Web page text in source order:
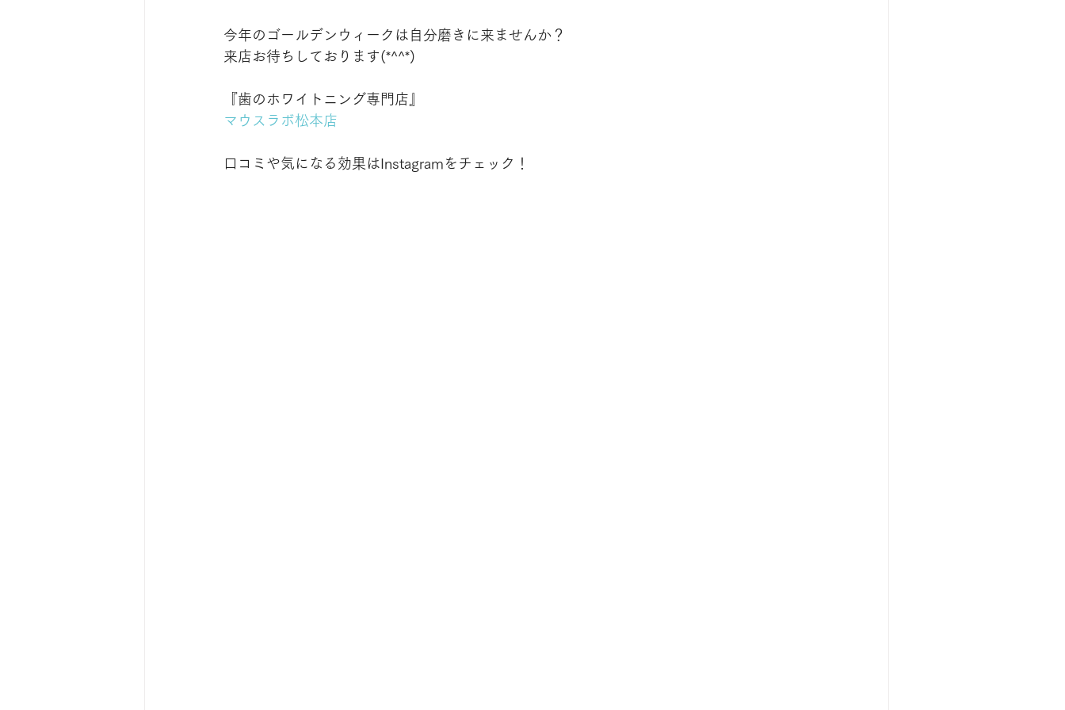
今年のゴールデンウィークは自分磨きに来ませんか？
来店お待ちしております(*^^*)
『歯のホワイトニング専門店』
マウスラボ松本店
口コミや気になる効果はInstagramをチェック！